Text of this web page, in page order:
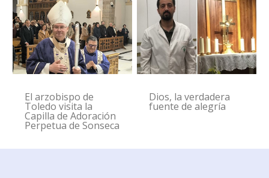
El arzobispo de
Toledo visita la
Capilla de Adoración
Perpetua de Sonseca
Dios, la verdadera
fuente de alegría